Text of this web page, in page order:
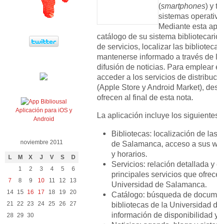
(smartphones) y
sistemas
Mediante esta
catálogo de su sistema
de servicios, localizar las
mantenerse informado a través
difusión de noticias. Para
acceder a los servicios de
(Apple Store y Android Market),
ofrecen al final de esta nota.
La aplicación incluye los
Bibliotecas: localización de
de Salamanca, acceso a sus
y horarios.
Servicios: relación detallada
principales servicios que
Universidad de Salamanca.
Catálogo: búsqueda de
bibliotecas de la Universidad
información de disponibilidad
Aplicación para iOS y
Android
noviembre 2011
L M X J V S D
1 2 3 4 5
6
7
8 9 10 11 12
13
14
15 16 17 18 19
20
21 22 23 24 25 26
27
28 29 30